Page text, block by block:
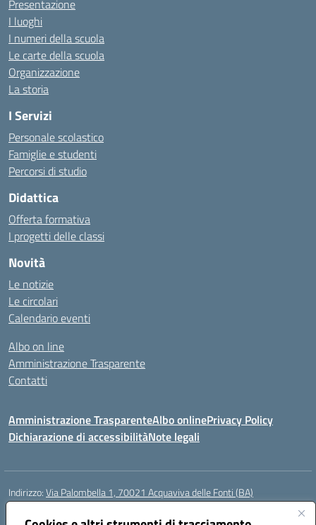
Presentazione
I luoghi
I numeri della scuola
Le carte della scuola
Organizzazione
La storia
I Servizi
Personale scolastico
Famiglie e studenti
Percorsi di studio
Didattica
Offerta formativa
I progetti delle classi
Novità
Le notizie
Le circolari
Calendario eventi
Albo on line
Amministrazione Trasparente
Contatti
Amministrazione TrasparenteAlbo onlinePrivacy Policy
Dichiarazione di accessibilitàNote legali
Indirizzo:Via Palombella 1, 70021 Acquaviva delle Fonti (BA)
Centralino:
Posta elettronica certificata (PEC):baic89400e@pec.istruzione.it